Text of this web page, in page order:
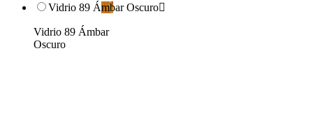
Vidrio 89 Ámbar Oscuro
Vidrio 89 Ámbar
Oscuro